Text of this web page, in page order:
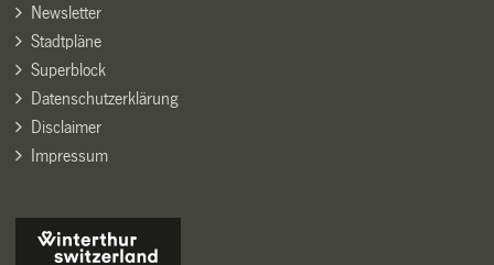
Newsletter
Stadtpläne
Superblock
Datenschutzerklärung
Disclaimer
Impressum